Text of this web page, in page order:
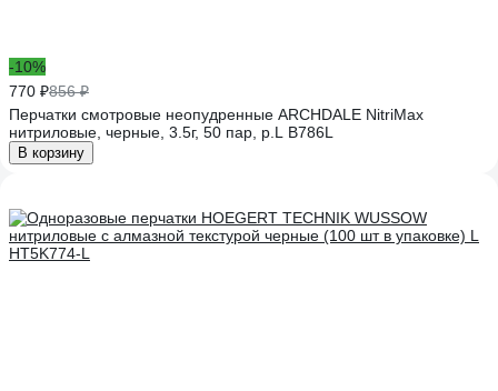
-10%
770 ₽856 ₽
Перчатки смотровые неопудренные ARCHDALE NitriMax
нитриловые, черные, 3.5г, 50 пар, р.L B786L
В корзину